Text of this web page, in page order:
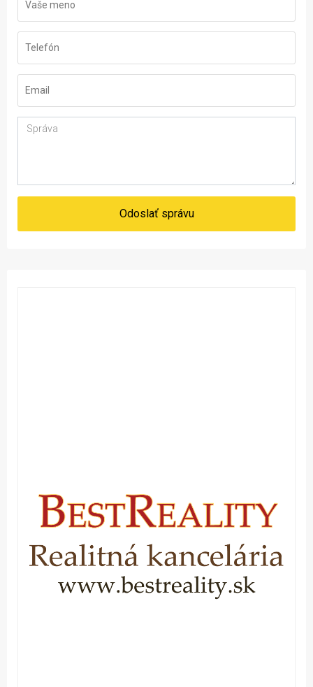
Odoslať správu